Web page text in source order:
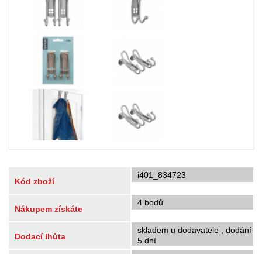
Kód zboží
i401_834723
Nákupem získáte
4 bodů
Dodací lhůta
skladem u dodavatele , dodání
5 dní